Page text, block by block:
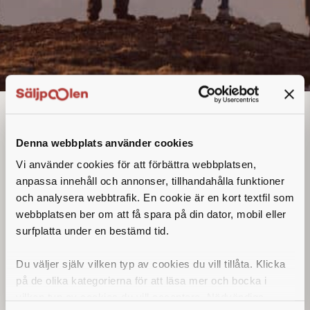
Denna webbplats använder cookies
Vi använder cookies för att förbättra webbplatsen,
anpassa innehåll och annonser, tillhandahålla funktioner
och analysera webbtrafik. En cookie är en kort textfil som
webbplatsen ber om att få spara på din dator, mobil eller
surfplatta under en bestämd tid.
Du väljer själv vilken typ av cookies du vill tillåta. Klicka
på de olika kategorierna för att läsa mer och bocka i
Plats:
Företag:
Ansök nu
Ansök nu